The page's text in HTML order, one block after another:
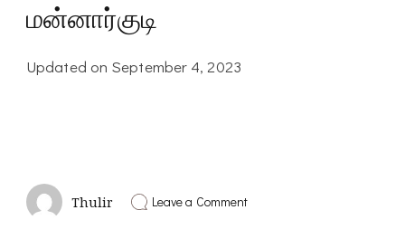
மன்னார்குடி
Updated on September 4, 2023
Thulir Leave a Commenton